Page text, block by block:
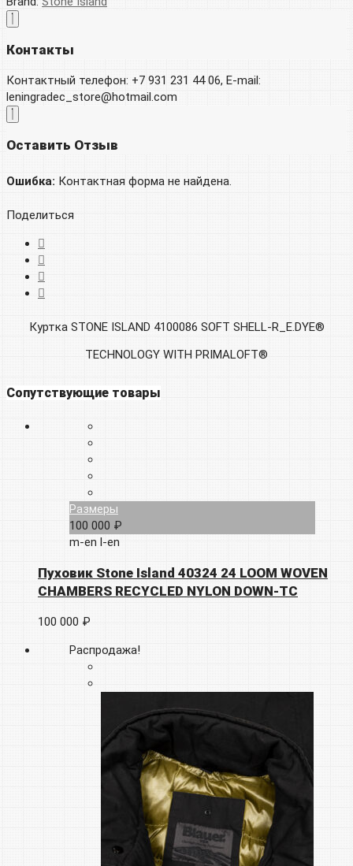
Контакты
Контактный телефон: +7 931 231 44 06, E-mail:
leningradec_store@hotmail.com
Оставить Отзыв
Ошибка: Контактная форма не найдена.
Поделиться
Куртка STONE ISLAND 4100086 SOFT SHELL-R_E.DYE®
TECHNOLOGY WITH PRIMALOFT®
Сопутствующие товары
Размеры
100 000 ₽
m-en l-en
Пуховик Stone Island 40324 24 LOOM WOVEN
CHAMBERS RECYCLED NYLON DOWN-TC
100 000 ₽
Распродажа!